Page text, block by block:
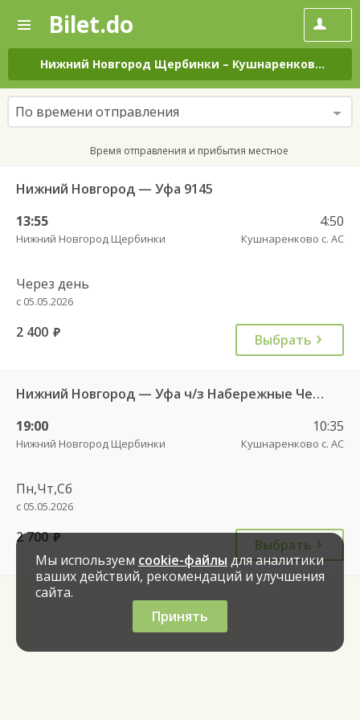
—
Поиск
и
покупка
билетов
на
автобус
онлайн
Bilet.do
Нижний Новгород Щербинки – Кушнаренково с. АС
По времени отправления
Время отправления и прибытия местное
Нижний Новгород — Уфа 9145
13:55
Нижний Новгород Щербинки
4:50
Кушнаренково с. АС
Через день
с 05.05.2026
2 400 руб. Выбрать
Нижний Новгород — Уфа ч/з Набережные Челны 966
19:00
Нижний Новгород Щербинки
10:35
Кушнаренково с. АС
Пн,Чт,Сб
с 05.05.2026
2 700 руб.
Выбрать
Мы используем cookie-файлы для аналитики
ваших действий, рекомендаций и улучшения
сайта.
Принять